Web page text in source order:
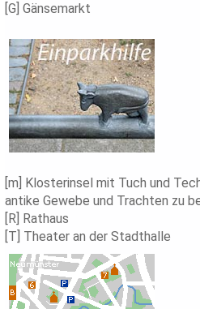
[G] Gänsemarkt
[m] Klosterinsel mit Tuch und
antike Gewebe und Trachten zu
[R] Rathaus
[T] Theater an der Stadthalle